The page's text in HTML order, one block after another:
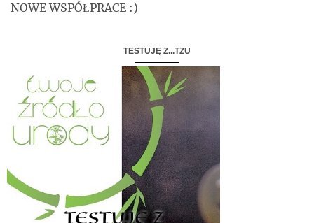
NOWE WSPÓŁPRACE :)
TESTUJĘ Z...TZU